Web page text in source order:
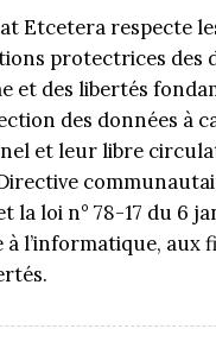
Etcetera respecte
protectrices des
et des libertés
des données à
et leur libre
la loi n° 78-17 du 6
à l’informatique, aux